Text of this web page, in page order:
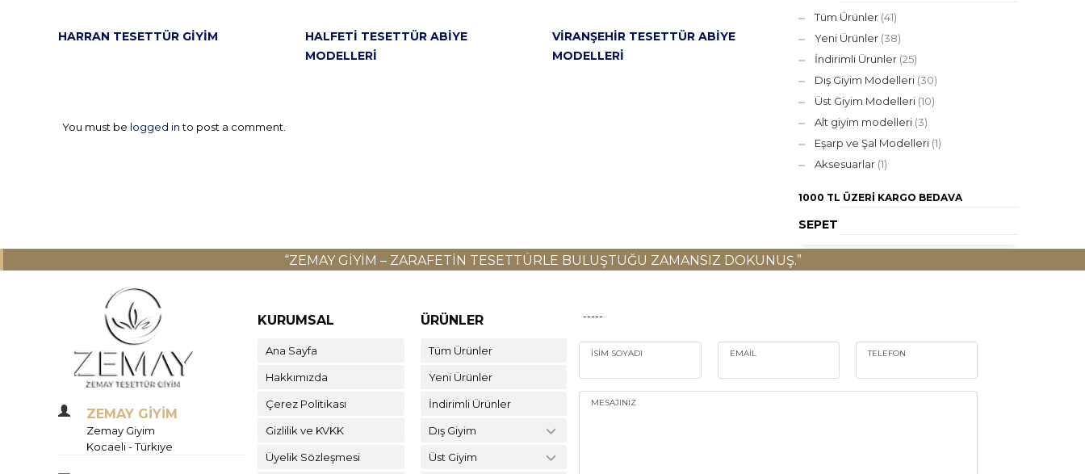
HARRAN TESETTÜR GIYIM
HALFETI TESETTÜR ABIYE
MODELLERI
VIRANŞEHIR TESETTÜR ABIYE
MODELLERI
You must be logged into post a comment.
Tüm Ürünler (41)
Yeni Ürünler (38)
İndirimli Ürünler (25)
Dış Giyim Modelleri (30)
Üst Giyim Modelleri (10)
Alt giyim modelleri (3)
Eşarp ve Şal Modelleri (1)
Aksesuarlar (1)
1000 TL ÜZERI KARGO BEDAVA
SEPET
“ZEMAY GIYIM – ZARAFETIN TESETTÜRLE BULUŞTUĞU ZAMANSIZ DOKUNUŞ.”
ZEMAY GİYİM
Zemay Giyim
Kocaeli - Türkiye
KURUMSAL
Ana Sayfa
Hakkımızda
Çerez Politikası
Gizlilik ve KVKK
Üyelik Sözleşmesi
ÜRÜNLER
Tüm Ürünler
Yeni Ürünler
İndirimli Ürünler
Dış Giyim
Üst Giyim
-----
İSIM SOYADI EMAIL TELEFON
MESAJINIZ